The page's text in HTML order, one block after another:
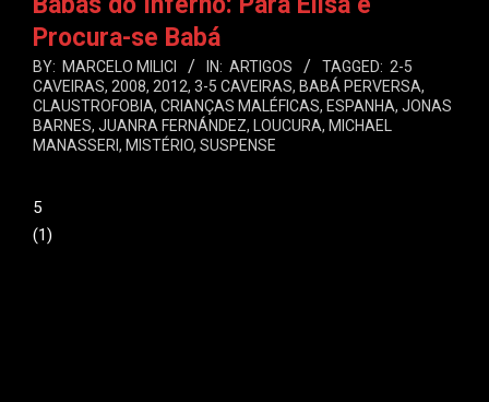
Procura-se Babá
BY: MARCELO MILICI IN: ARTIGOS TAGGED: 2-5
CAVEIRAS, 2008, 2012, 3-5 CAVEIRAS, BABÁ PERVERSA,
CLAUSTROFOBIA, CRIANÇAS MALÉFICAS, ESPANHA, JONAS
BARNES, JUANRA FERNÁNDEZ, LOUCURA, MICHAEL
MANASSERI, MISTÉRIO, SUSPENSE
5
(1)